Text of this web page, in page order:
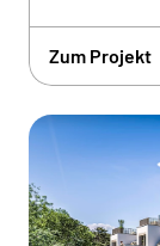
Zum Projekt